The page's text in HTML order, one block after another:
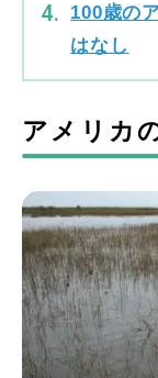
100歳の
はなし
アメリカ